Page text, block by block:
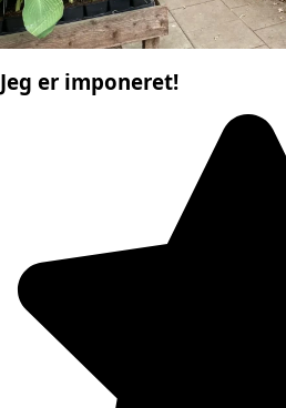
Jeg er imponeret!